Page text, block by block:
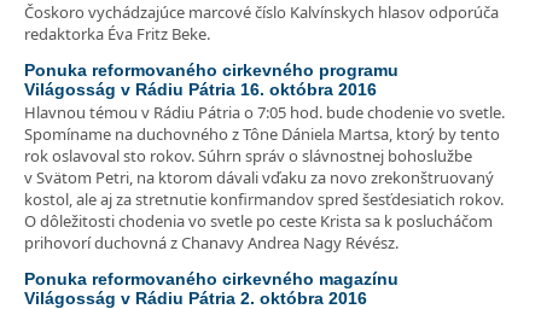
Čoskoro vychádzajúce marcové číslo Kalvínskych hlasov odporúča
redaktorka Éva Fritz Beke.
Ponuka reformovaného cirkevného programu
Világosság v Rádiu Pátria 16. októbra 2016
Hlavnou témou v Rádiu Pátria o 7:05 hod. bude chodenie vo svetle.
Spomíname na duchovného z Tône Dániela Martsa, ktorý by tento
rok oslavoval sto rokov. Súhrn správ o slávnostnej bohoslužbe
v Svätom Petri, na ktorom dávali vďaku za novo zrekonštruovaný
kostol, ale aj za stretnutie konfirmandov spred šesťdesiatich rokov.
O dôležitosti chodenia vo svetle po ceste Krista sa k poslucháčom
prihovorí duchovná z Chanavy Andrea Nagy Révész.
Ponuka reformovaného cirkevného magazínu
Világosság v Rádiu Pátria 2. októbra 2016